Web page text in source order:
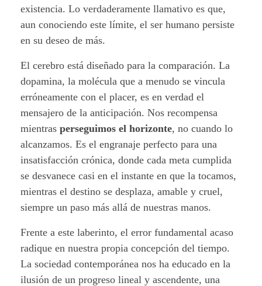
e
existencia. Lo verdaderamente llamativo es que,
aun conociendo este límite, el ser humano persiste
en su deseo de más.
El cerebro está diseñado para la comparación. La
dopamina, la molécula que a menudo se vincula
erróneamente con el placer, es en verdad el
mensajero de la anticipación. Nos recompensa
mientras perseguimos el horizonte, no cuando lo
alcanzamos. Es el engranaje perfecto para una
insatisfacción crónica, donde cada meta cumplida
se desvanece casi en el instante en que la tocamos,
mientras el destino se desplaza, amable y cruel,
siempre un paso más allá de nuestras manos.
Frente a este laberinto, el error fundamental acaso
radique en nuestra propia concepción del tiempo.
La sociedad contemporánea nos ha educado en la
ilusión de un progreso lineal y ascendente, una